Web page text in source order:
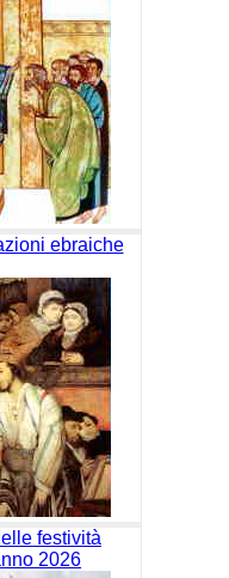
ebraiche
festività
2026